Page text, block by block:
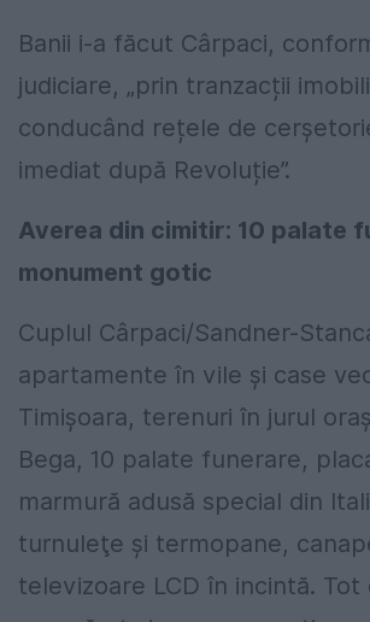
Banii i-a făcut Cârpaci,
judiciare, „prin tranzacții
conducând rețele de
imediat după Revoluție”.
Averea din cimitir: 10 palate
monument gotic
Cuplul Cârpaci/Sandner-
apartamente în vile și case
Timișoara, terenuri în jurul
Bega, 10 palate funerare,
marmură adusă special din
turnuleţe și termopane,
televizoare LCD în incintă. Tot